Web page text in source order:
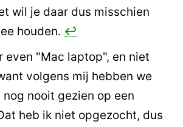
wil je daar dus misschien
houden. ↩︎
even "Mac laptop", en niet
volgens mij hebben we
nooit gezien op een
heb ik niet opgezocht, dus